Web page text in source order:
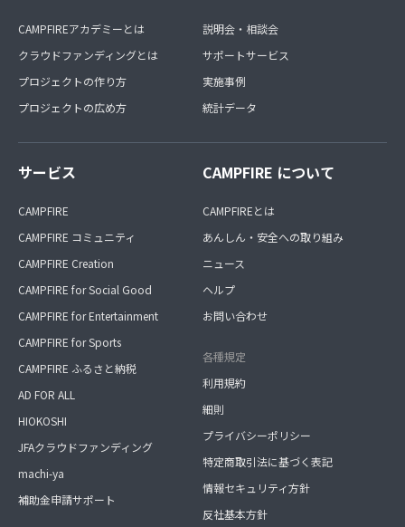
CAMPFIREアカデミーとは
クラウドファンディングとは
プロジェクトの作り方
プロジェクトの広め方
説明会・相談会
サポートサービス
実施事例
統計データ
サービス
CAMPFIRE
CAMPFIRE コミュニティ
CAMPFIRE Creation
CAMPFIRE for Social Good
CAMPFIRE for Entertainment
CAMPFIRE for Sports
CAMPFIRE ふるさと納税
AD FOR ALL
HIOKOSHI
JFAクラウドファンディング
machi-ya
補助金申請サポート
CAMPFIRE について
CAMPFIREとは
あんしん・安全への取り組み
ニュース
ヘルプ
お問い合わせ
各種規定
利用規約
細則
プライバシーポリシー
特定商取引法に基づく表記
情報セキュリティ方針
反社基本方針